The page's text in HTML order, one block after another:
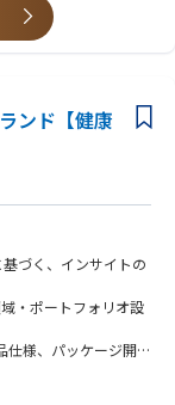
・やりたいことをたく
考を持つ方
ンド【健康
づく、インサイトの
・ポートフォリオ設
仕様、パッケージ開
イクル管理
門と連携したプロモ